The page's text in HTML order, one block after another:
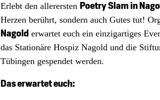
Erlebt den allerersten Poetry Slam in
Herzen berührt, sondern auch Gutes tut!
Nagold erwartet euch ein einzigartiges
das Stationäre Hospiz Nagold und die
Tübingen gespendet werden.
Das erwartet euch: